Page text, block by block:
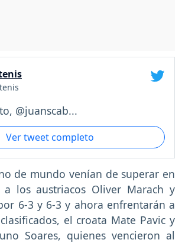
@juanscab...
Ver tweet completo
de mundo venían de superar en
los austriacos Oliver Marach y
6-3 y 6-3 y ahora enfrentarán a
el croata Mate Pavic y
Soares, quienes vencieron al